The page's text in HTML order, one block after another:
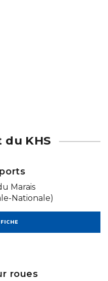
KHS
Marais
Nationale)
roues